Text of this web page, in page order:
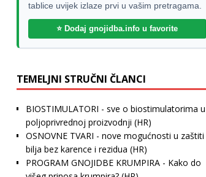
tablice uvijek izlaze prvi u vašim pretragama.
⭐ Dodaj gnojidba.info u favorite
TEMELJNI STRUČNI ČLANCI
BIOSTIMULATORI - sve o biostimulatorima u
poljoprivrednoj proizvodnji (HR)
OSNOVNE TVARI - nove mogućnosti u zaštiti
bilja bez karence i rezidua (HR)
PROGRAM GNOJIDBE KRUMPIRA - Kako do